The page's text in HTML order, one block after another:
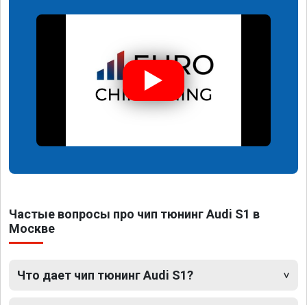
Частые вопросы про чип тюнинг Audi S1 в
Москве
Что дает чип тюнинг Audi S1?